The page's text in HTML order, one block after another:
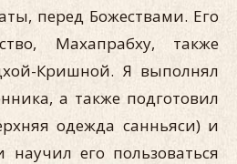
перед Божествами. Его
Махапрабху, также
Кришной. Я выполнял
а также подготовил
одежда санньяси) и
его пользоваться